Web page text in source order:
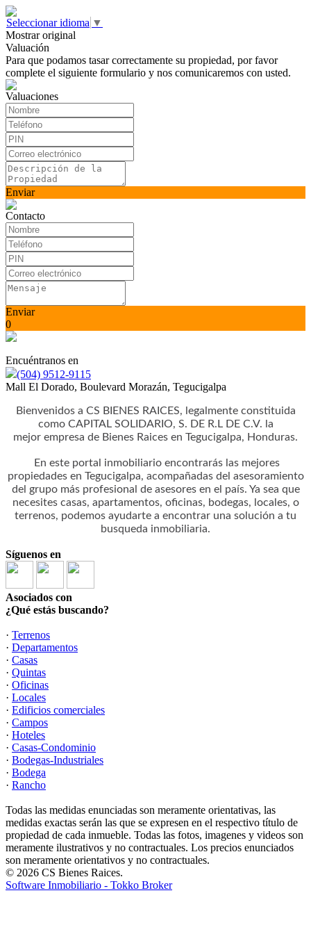
Seleccionar idioma ▼
Mostrar original
Valuación
Para que podamos tasar correctamente su propiedad, por favor
complete el siguiente formulario y nos comunicaremos con usted.
Valuaciones
Enviar
Contacto
Enviar
0
Encuéntranos en
(504) 9512-9115
Mall El Dorado, Boulevard Morazán, Tegucigalpa
Bienvenidos a CS BIENES RAICES, legalmente constituida
como CAPITAL SOLIDARIO, S. DE R.L DE C.V. la
mejor empresa de Bienes Raices en Tegucigalpa, Honduras.
En este portal inmobiliario encontrarás las mejores
propiedades en Tegucigalpa, acompañadas del asesoramiento
del grupo más profesional de asesores en el país. Ya sea que
necesites casas, apartamentos, oficinas, bodegas, locales, o
terrenos, podemos ayudarte a encontrar una solución a tu
busqueda inmobiliaria.
Síguenos en
Asociados con
¿Qué estás buscando?
· Terrenos
· Departamentos
· Casas
· Quintas
· Oficinas
· Locales
· Edificios comerciales
· Campos
· Hoteles
· Casas-Condominio
· Bodegas-Industriales
· Bodega
· Rancho
Todas las medidas enunciadas son meramente orientativas, las
medidas exactas serán las que se expresen en el respectivo título de
propiedad de cada inmueble. Todas las fotos, imagenes y videos son
meramente ilustrativos y no contractuales. Los precios enunciados
son meramente orientativos y no contractuales.
© 2026 CS Bienes Raices.
Software Inmobiliario - Tokko Broker